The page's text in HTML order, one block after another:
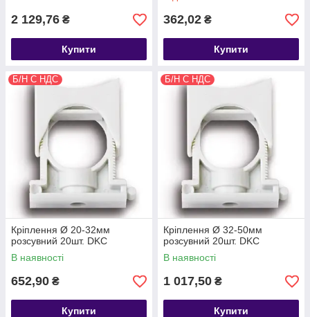
2 129,76 ₴
Купити
362,02 ₴
Купити
Б/Н С НДС
Кріплення Ø 20-32мм
розсувний 20шт. DKC
В наявності
652,90 ₴
Купити
Б/Н С НДС
Кріплення Ø 32-50мм
розсувний 20шт. DKC
В наявності
1 017,50 ₴
Купити